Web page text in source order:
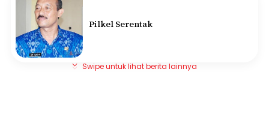
Pilkel Serentak
Swipe untuk lihat berita lainnya